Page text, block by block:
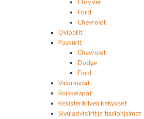
Chrysler
Ford
Chevrolet
Ovipeilit
Puskurit
Chevrolet
Dodge
Ford
Valoraudat
Roiskeläpät
Rekisterikilven kehykset
Sivulasivisiirit ja tuuliohjaimet